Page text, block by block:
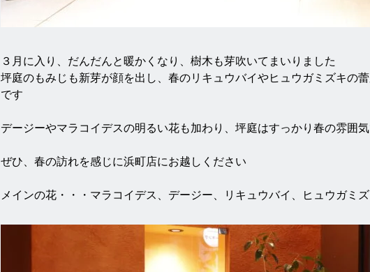
３月に入り、だんだんと暖かくなり、樹木も芽吹いてまいりました
坪庭のもみじも新芽が顔を出し、春のリキュウバイやヒュウガミズキの
です
デージーやマラコイデスの明るい花も加わり、坪庭はすっかり春の雰囲
ぜひ、春の訪れを感じに浜町店にお越しください